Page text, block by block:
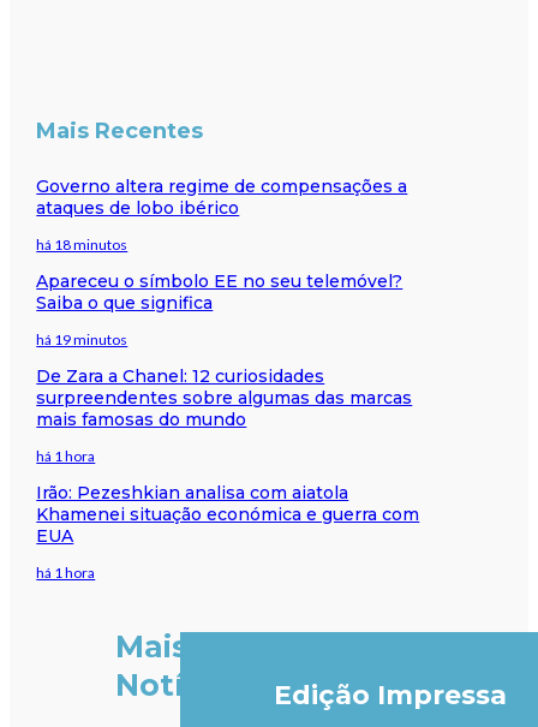
Mais Recentes
Governo altera regime de compensações a
ataques de lobo ibérico
há 18 minutos
Apareceu o símbolo EE no seu telemóvel?
Saiba o que significa
há 19 minutos
De Zara a Chanel: 12 curiosidades
surpreendentes sobre algumas das marcas
mais famosas do mundo
há 1 hora
Irão: Pezeshkian analisa com aiatola
Khamenei situação económica e guerra com
EUA
há 1 hora
Mais
Notícias
Edição Impressa